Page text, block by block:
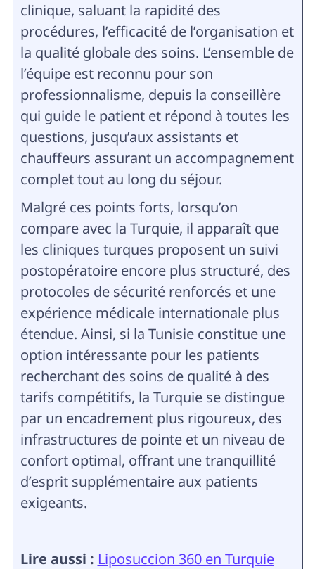
clinique, saluant la rapidité des
procédures, l’efficacité de l’organisation et
la qualité globale des soins. L’ensemble de
l’équipe est reconnu pour son
professionnalisme, depuis la conseillère
qui guide le patient et répond à toutes les
questions, jusqu’aux assistants et
chauffeurs assurant un accompagnement
complet tout au long du séjour.
Malgré ces points forts, lorsqu’on
compare avec la Turquie, il apparaît que
les cliniques turques proposent un suivi
postopératoire encore plus structuré, des
protocoles de sécurité renforcés et une
expérience médicale internationale plus
étendue. Ainsi, si la Tunisie constitue une
option intéressante pour les patients
recherchant des soins de qualité à des
tarifs compétitifs, la Turquie se distingue
par un encadrement plus rigoureux, des
infrastructures de pointe et un niveau de
confort optimal, offrant une tranquillité
d’esprit supplémentaire aux patients
exigeants.
Lire aussi : Liposuccion 360 en Turquie